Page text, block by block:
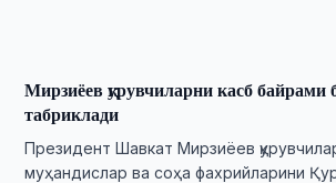
Мирзиёев қурувчиларни касб байрами
табриклади
Президент Шавкат Мирзиёев
муҳандислар ва соҳа фахрийларини